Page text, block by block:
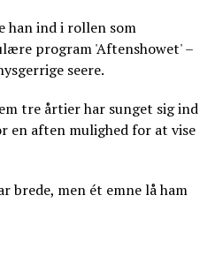
han ind i rollen som
program 'Aftenshowet' –
seere.
tre årtier har sunget sig ind
en aften mulighed for at vise
brede, men ét emne lå ham